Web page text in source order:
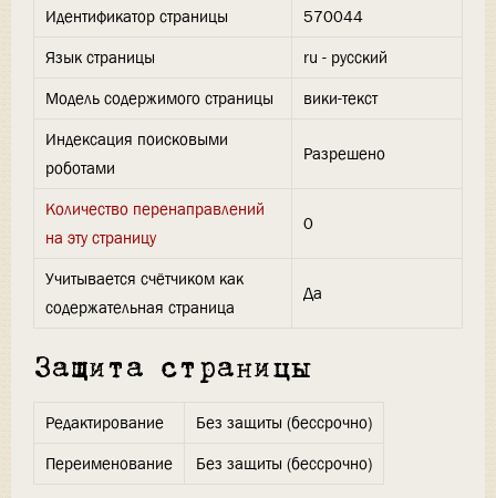
Идентификатор страницы
570044
Язык страницы
ru - русский
Модель содержимого страницы
вики-текст
Индексация поисковыми
роботами
Разрешено
Количество перенаправлений
на эту страницу
0
Учитывается счётчиком как
содержательная страница
Да
Защита страницы
Редактирование
Без защиты (бессрочно)
Переименование
Без защиты (бессрочно)